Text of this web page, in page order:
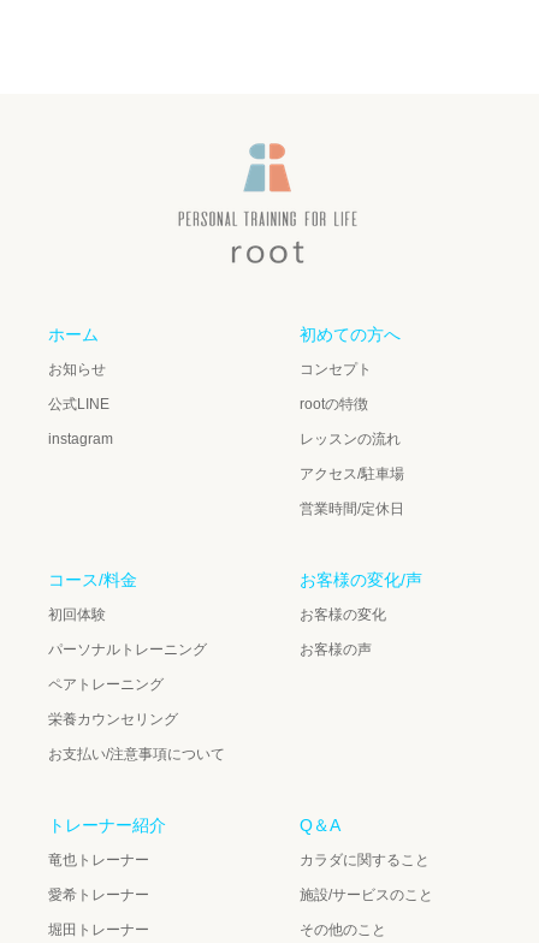
ホーム
お知らせ
公式LINE
instagram
初めての方へ
コンセプト
rootの特徴
レッスンの流れ
アクセス/駐車場
営業時間/定休日
コース/料金
初回体験
パーソナルトレーニング
ペアトレーニング
栄養カウンセリング
お支払い/注意事項について
お客様の変化/声
お客様の変化
お客様の声
トレーナー紹介
竜也トレーナー
愛希トレーナー
堀田トレーナー
Q＆A
カラダに関すること
施設/サービスのこと
その他のこと